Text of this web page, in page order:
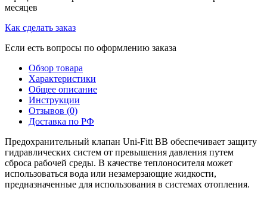
месяцев
Как сделать заказ
Если есть вопросы по оформлению заказа
Обзор товара
Характеристики
Общее описание
Инструкции
Отзывов (0)
Доставка по РФ
Предохранительный клапан Uni-Fitt BB обеспечивает защиту
гидравлических систем от превышения давления путем
сброса рабочей среды. В качестве теплоносителя может
использоваться вода или незамерзающие жидкости,
предназначенные для использования в системах отопления.